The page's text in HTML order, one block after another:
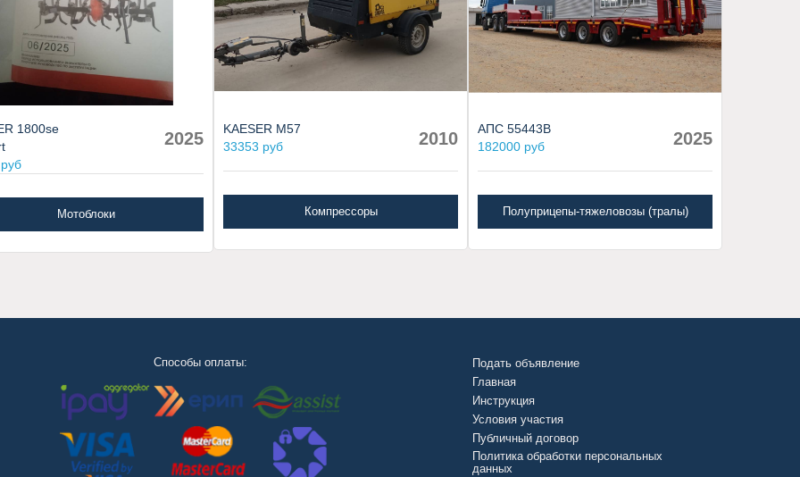
1800se
2025
Мотоблоки
KAESER M57
33353 руб
2010
Компрессоры
АПС 55443В
182000 руб
2025
Полуприцепы-тяжеловозы (тралы)
Способы оплаты:
Подать объявление
Главная
Инструкция
Условия участия
Публичный договор
Политика обработки персональных
данных